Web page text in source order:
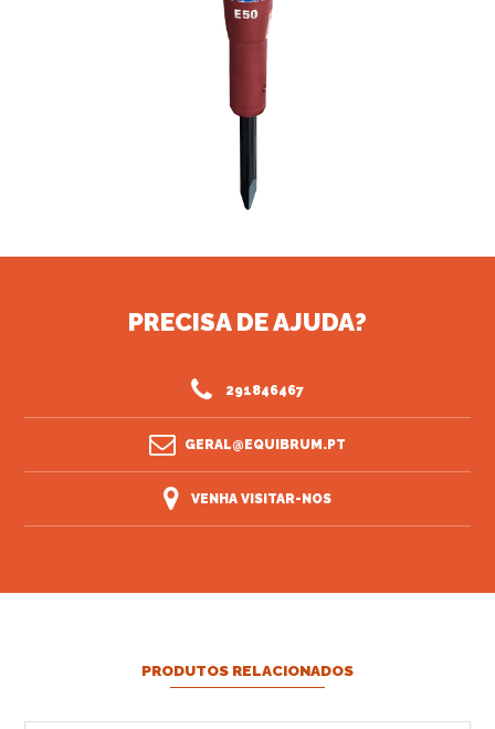
PRECISA DE AJUDA?
291846467
GERAL@EQUIBRUM.PT
VENHA VISITAR-NOS
PRODUTOS RELACIONADOS